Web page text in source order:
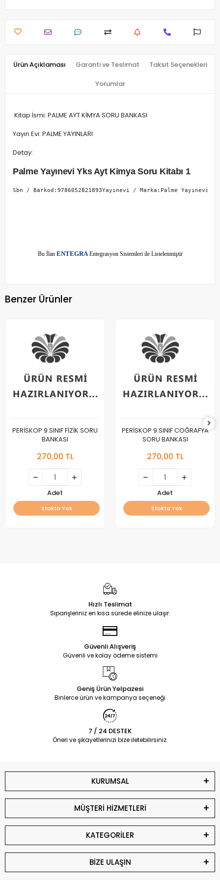
Ürün Açıklaması Garanti ve Teslimat Taksit Seçenekleri
Yorumlar
Kitap İsmi: PALME AYT KİMYA SORU BANKASI
Yayın Evi: PALME YAYINLARI
Detay:
Palme Yayınevi Yks Ayt Kimya Soru Kitabı 1
Sbn / Barkod:9786052821893Yayınevi / Marka:Palme Yayınevi
Bu İlan ENTEGRAEntegrasyon Sistemleri ile Listelenmiştir
Benzer Ürünler
PERİSKOP 9.SINIF FİZİK SORU
BANKASI
270,00 TL
Adet
Stokta Yok
PERİSKOP 9.SINIF COĞRAFYA
SORU BANKASI
270,00 TL
Adet
Stokta Yok
Hızlı Teslimat
Siparişleriniz en kısa sürede elinize ulaşır.
Güvenli Alışveriş
Güvenli ve kolay ödeme sistemi
Geniş Ürün Yelpazesi
Binlerce ürün ve kampanya seçeneği
7 / 24 DESTEK
Öneri ve şikayetlerinizi bize iletebilirsiniz.
KURUMSAL
MÜŞTERİ HİZMETLERİ
KATEGORİLER
BİZE ULAŞIN